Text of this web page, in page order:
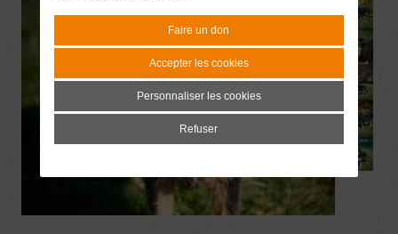
Faire un don
Accepter les cookies
Personnaliser les cookies
Refuser